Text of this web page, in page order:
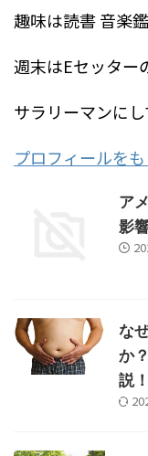
趣味は読書 音楽
週末はEセッター
サラリーマンに
プロフィールを
ア
影
な
か
説！